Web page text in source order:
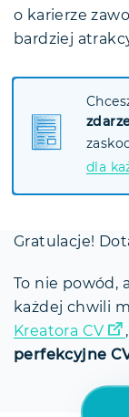
o karierze
bardziej
dla
Gratulacje!
To nie powód,
każdej chwili
Kreatora CV
perfekcyjne